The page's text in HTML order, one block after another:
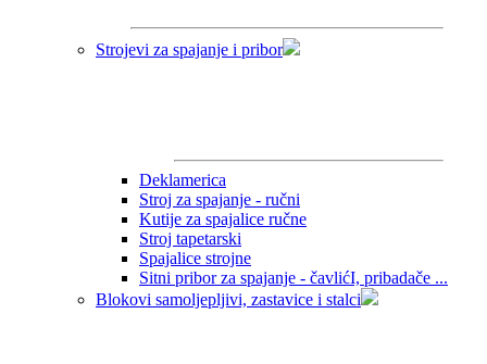
Strojevi za spajanje i pribor
Deklamerica
Stroj za spajanje - ručni
Kutije za spajalice ručne
Stroj tapetarski
Spajalice strojne
Sitni pribor za spajanje - čavlićI, pribadače ...
Blokovi samoljepljivi, zastavice i stalci